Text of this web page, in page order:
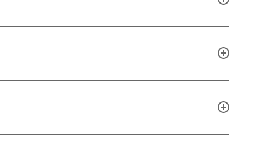
bieten, um die beste Lösung für Sie zu finden.
oder schreiben Sie uns eine E-Mail, und wir erstellen